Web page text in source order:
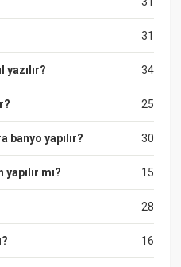
31
34
yazılır?
25
30
banyo yapılır?
15
mı?
28
16